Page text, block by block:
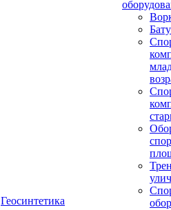
Геосинтетика